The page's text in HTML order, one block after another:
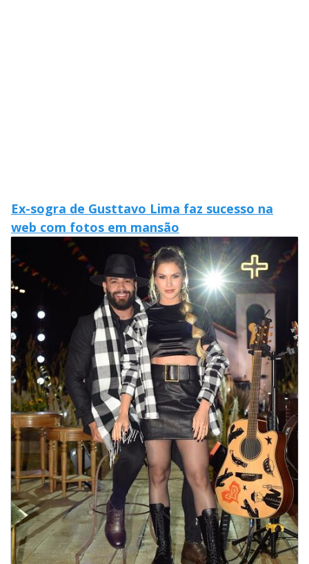
Ex-sogra de Gusttavo Lima faz sucesso na
web com fotos em mansão